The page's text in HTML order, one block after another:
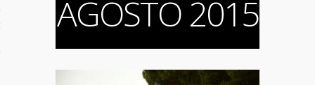
AGOSTO 2015